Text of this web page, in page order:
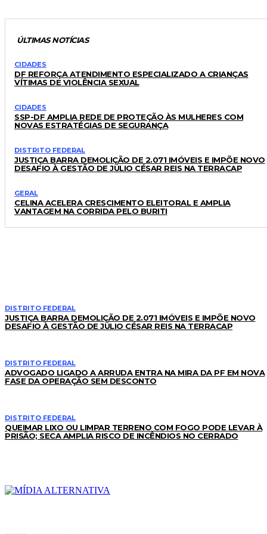
ÚLTIMAS NOTÍCIAS
CIDADES
DF REFORÇA ATENDIMENTO ESPECIALIZADO A CRIANÇAS
VÍTIMAS DE VIOLÊNCIA SEXUAL
CIDADES
SSP-DF AMPLIA REDE DE PROTEÇÃO ÀS MULHERES COM
NOVAS ESTRATÉGIAS DE SEGURANÇA
DISTRITO FEDERAL
JUSTIÇA BARRA DEMOLIÇÃO DE 2.071 IMÓVEIS E IMPÕE NOVO
DESAFIO À GESTÃO DE JÚLIO CÉSAR REIS NA TERRACAP
GERAL
CELINA ACELERA CRESCIMENTO ELEITORAL E AMPLIA
VANTAGEM NA CORRIDA PELO BURITI
DISTRITO FEDERAL
JUSTIÇA BARRA DEMOLIÇÃO DE 2.071 IMÓVEIS E IMPÕE NOVO
DESAFIO À GESTÃO DE JÚLIO CÉSAR REIS NA TERRACAP
DISTRITO FEDERAL
ADVOGADO LIGADO A ARRUDA ENTRA NA MIRA DA PF EM NOVA
FASE DA OPERAÇÃO SEM DESCONTO
DISTRITO FEDERAL
QUEIMAR LIXO OU LIMPAR TERRENO COM FOGO PODE LEVAR À
PRISÃO; SECA AMPLIA RISCO DE INCÊNDIOS NO CERRADO